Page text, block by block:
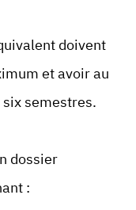
doivent
et avoir au
semestres.
dossier
: